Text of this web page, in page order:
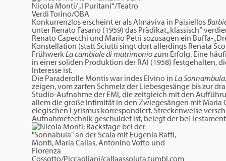
Nicola Monti/ „I Puritani“/Teatro
Verdi Torino/OBA
Konkurrenzlos erscheint er als Almaviva in Paisiellos
unter Renato Fasano (1959) das Prädikat „klassisch“
Renato Capecchi und Mario Petri sozusagen ein Buffa-
Konstellation (statt Sciutti singt dort allerdings Renata
FrühwerkLa cambiale dimatrimoniozum Erfolg. Eine
in einer soliden Produktion der RAI (1958) festgehalten,
Interesse ist.
Die Paraderolle Montis war indes Elvino in La Sonnambula
zeigen, vom zarten Schmelz der Liebesgesänge bis zur
Studio-Aufnahme der EMI, die zeitgleich mit den
allem die große Intimität in den Zwiegesängen mit Maria
elegischen Lyrismus korrespondiert. Streckenweise
Aufnahmetechnik geschuldet ist, belegt der bei